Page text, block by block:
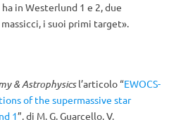
in Westerlund 1 e 2, due
i suoi primi target».
& Astrophysicsl’articolo “EWOCS-
of the supermassive star
1”, di M. G. Guarcello, V.